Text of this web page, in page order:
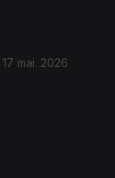
17 mai. 2026